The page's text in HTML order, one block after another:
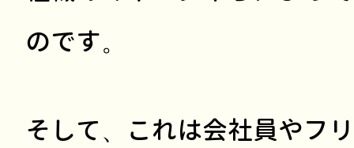
のです。
そして、これは会社員やフ